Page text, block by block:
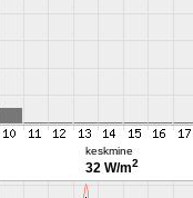
keskmine
32 W/m2